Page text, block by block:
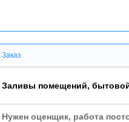
Заказ
Заливы помещений,
Нужен оценщик, работа